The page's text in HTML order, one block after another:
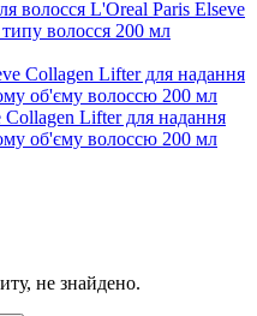
волосся L'Oreal Paris Elseve
волосся 200 мл
Collagen Lifter для надання
об'єму волоссю 200 мл
не знайдено.